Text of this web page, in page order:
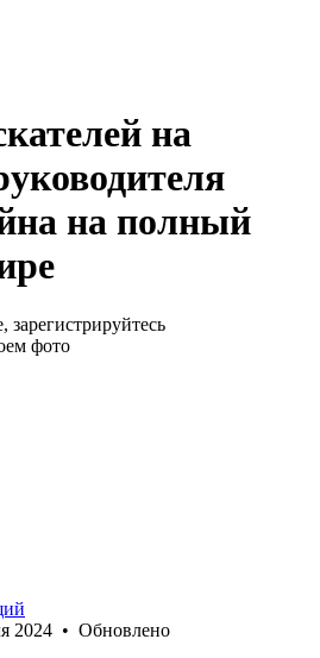
на
на полный
фото
2024 • Обновлено